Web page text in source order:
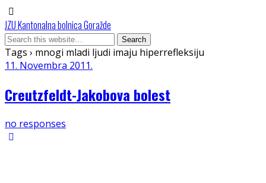
JZU Kantonalna bolnica Goražde
Tags › mnogi mladi ljudi imaju hiperrefleksiju
11. Novembra 2011.
Creutzfeldt-Jakobova bolest
no responses